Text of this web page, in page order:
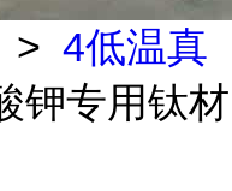
> 4低温真
钾专用钛材